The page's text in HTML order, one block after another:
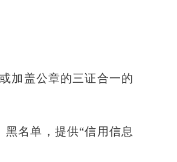
加盖公章的三证合一的
名单，提供“信用信息